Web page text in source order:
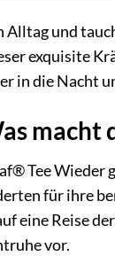
Alltag und
exquisite
in die Nacht
macht
Tee
für ihre
eine Reise
vor.